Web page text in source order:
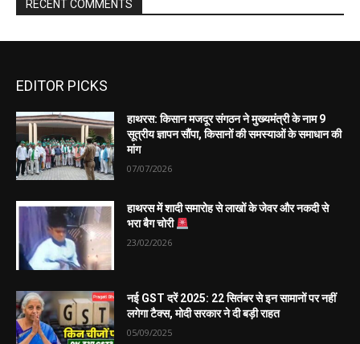
EDITOR PICKS
हाथरस: किसान मजदूर संगठन ने मुख्यमंत्री के नाम 9
सूत्रीय ज्ञापन सौंपा, किसानों की समस्याओं के समाधान की
मांग
07/07/2026
हाथरस में शादी समारोह से लाखों के जेवर और नकदी से
भरा बैग चोरी
23/02/2026
नई GST दरें 2025: 22 सितंबर से इन सामानों पर नहीं
लगेगा टैक्स, मोदी सरकार ने दी बड़ी राहत
05/09/2025